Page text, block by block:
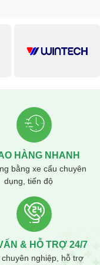
hàng kém chất lượng
ưu đãi cùng với giá
sản phẩm kém chất
tìm một nơi cung cấp
HÀNG NHANH
bằng xe cẩu chuyên
dụng, tiến độ
& HỖ TRỢ 24/7
nghiệp, hỗ trợ